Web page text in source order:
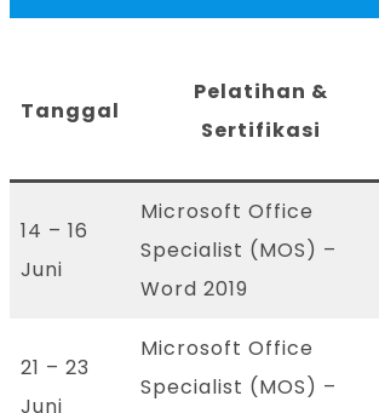
Tanggal
Pelatihan &
Sertifikasi
14 – 16
Juni
Microsoft Office
Specialist (MOS) –
Word 2019
21 – 23
Juni
Microsoft Office
Specialist (MOS) –